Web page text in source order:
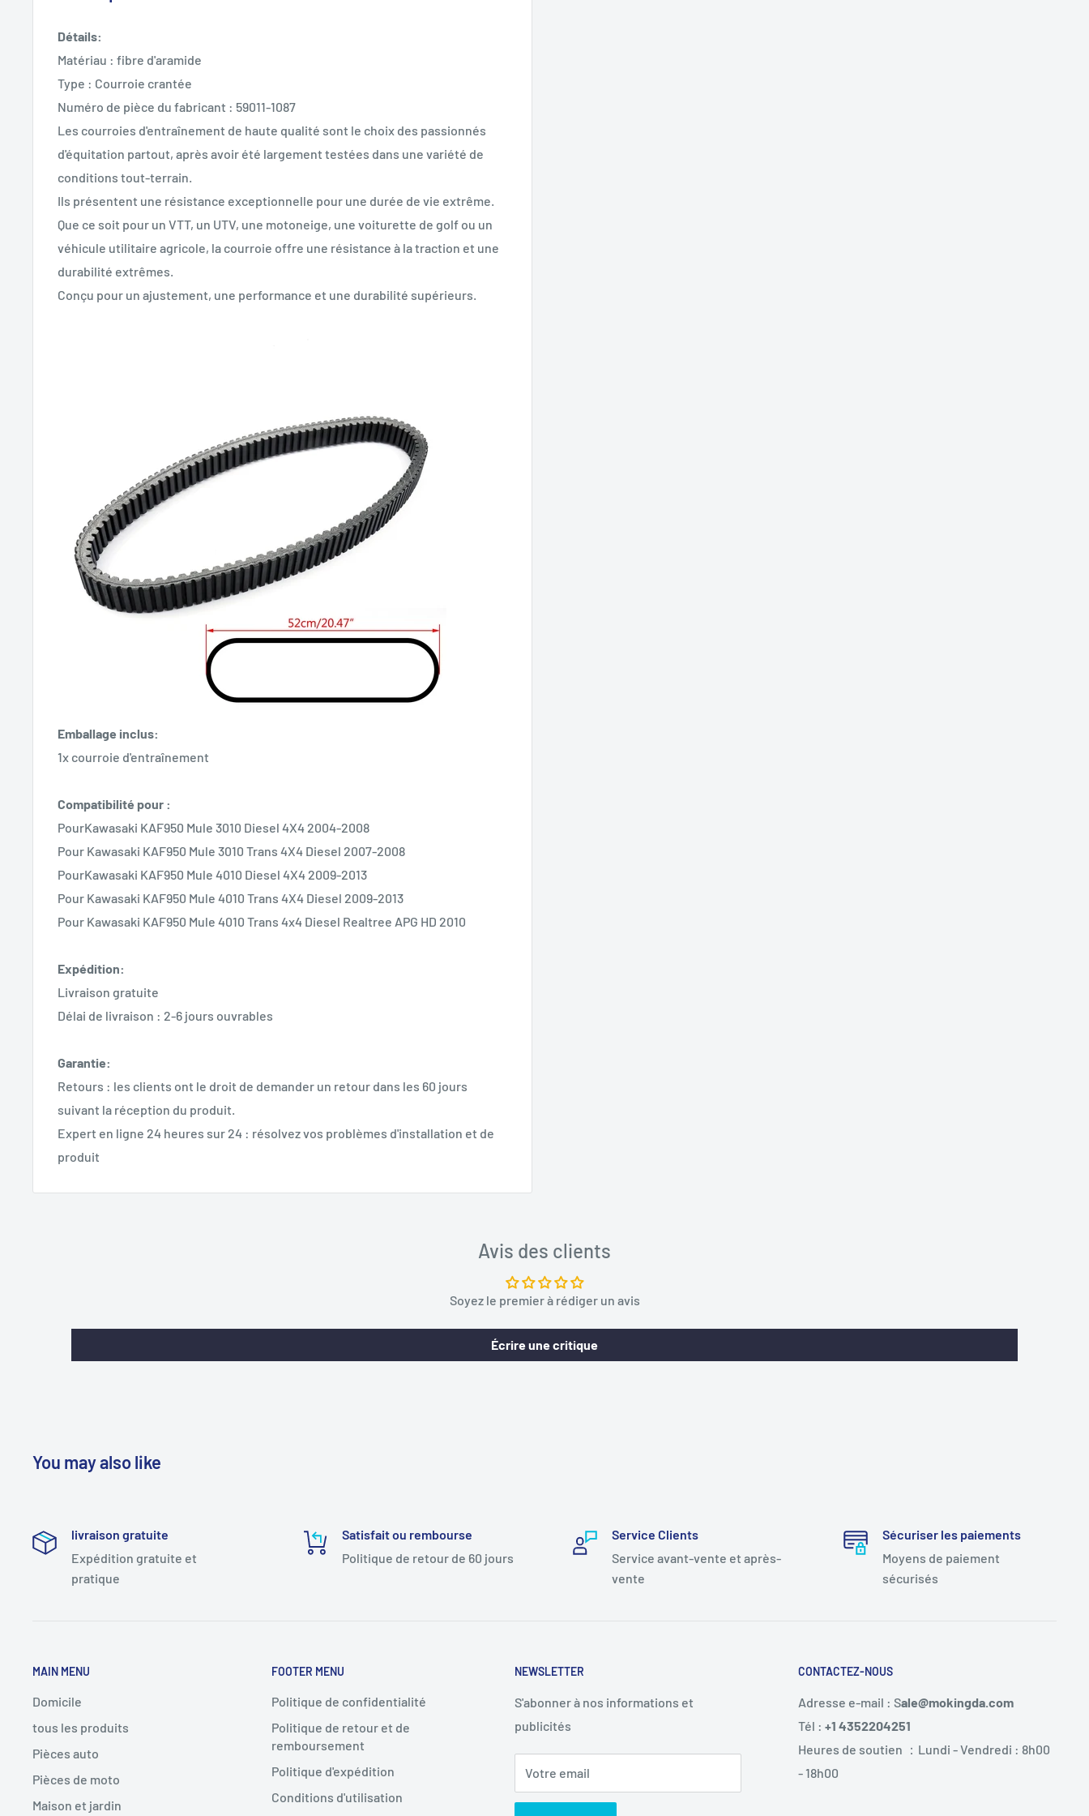
Détails:
Matériau : fibre d'aramide
Type : Courroie crantée
Numéro de pièce du fabricant : 59011-1087
Les courroies d'entraînement de haute qualité sont le choix des passionnés
d'équitation partout, après avoir été largement testées dans une variété de
conditions tout-terrain.
Ils présentent une résistance exceptionnelle pour une durée de vie extrême.
Que ce soit pour un VTT, un UTV, une motoneige, une voiturette de golf ou un
véhicule utilitaire agricole, la courroie offre une résistance à la traction et une
durabilité extrêmes.
Conçu pour un ajustement, une performance et une durabilité supérieurs.
Emballage inclus:
1x courroie d'entraînement
Compatibilité pour :
PourKawasaki KAF950 Mule 3010 Diesel 4X4 2004-2008
Pour Kawasaki KAF950 Mule 3010 Trans 4X4 Diesel 2007-2008
PourKawasaki KAF950 Mule 4010 Diesel 4X4 2009-2013
Pour Kawasaki KAF950 Mule 4010 Trans 4X4 Diesel 2009-2013
Pour Kawasaki KAF950 Mule 4010 Trans 4x4 Diesel Realtree APG HD 2010
Expédition:
Livraison gratuite
Délai de livraison : 2-6 jours ouvrables
Garantie:
Retours : les clients ont le droit de demander un retour dans les 60 jours
suivant la réception du produit.
Expert en ligne 24 heures sur 24 : résolvez vos problèmes d'installation et de
produit
Avis des clients
Soyez le premier à rédiger un avis
Écrire une critique
You may also like
livraison gratuite
Expédition gratuite et
pratique
Satisfait ou rembourse
Politique de retour de 60 jours
Service Clients
Service avant-vente et après-
vente
Sécuriser les paiements
Moyens de paiement
sécurisés
MAIN MENU
Domicile
tous les produits
Pièces auto
Pièces de moto
Maison et jardin
FOOTER MENU
Politique de confidentialité
Politique de retour et de
remboursement
Politique d'expédition
Conditions d'utilisation
NEWSLETTER
S'abonner à nos informations et
publicités
Votre email
CONTACTEZ-NOUS
Adresse e-mail : Sale@mokingda.com
Tél : +1 4352204251
Heures de soutien ：Lundi - Vendredi : 8h00
- 18h00